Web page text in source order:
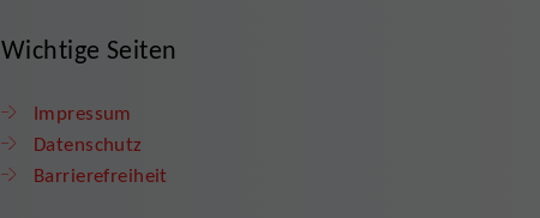
Wichtige Seiten
Impressum
Datenschutz
Barrierefreiheit